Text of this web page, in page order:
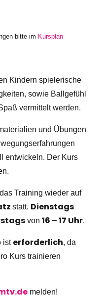
Kindern spielerische
sowie Ballgefühl
vermittelt werden.
und Übungen
entwickeln. Der Kurs
Training wieder auf
statt. Dienstags
von 16 – 17 Uhr.
ist erforderlich, da
Kurs trainieren
melden!
bitte im Kursplan